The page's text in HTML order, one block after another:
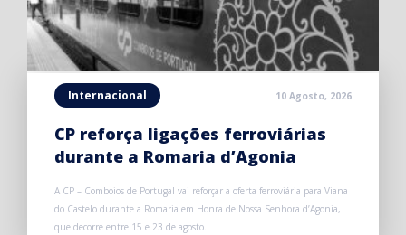
Internacional 10 Agosto, 2026
CP reforça ligações ferroviárias
durante a Romaria d’Agonia
A CP – Comboios de Portugal vai reforçar a oferta ferroviária para Viana
do Castelo durante a Romaria em Honra de Nossa Senhora d’Agonia,
que decorre entre 15 e 23 de agosto.